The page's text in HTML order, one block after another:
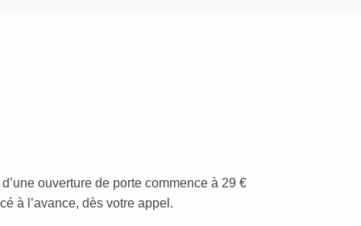
ouverture de porte commence à 29 €
à l’avance, dès votre appel.